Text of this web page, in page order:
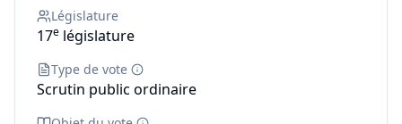
Législature
17e législature
Type de vote
Scrutin public ordinaire